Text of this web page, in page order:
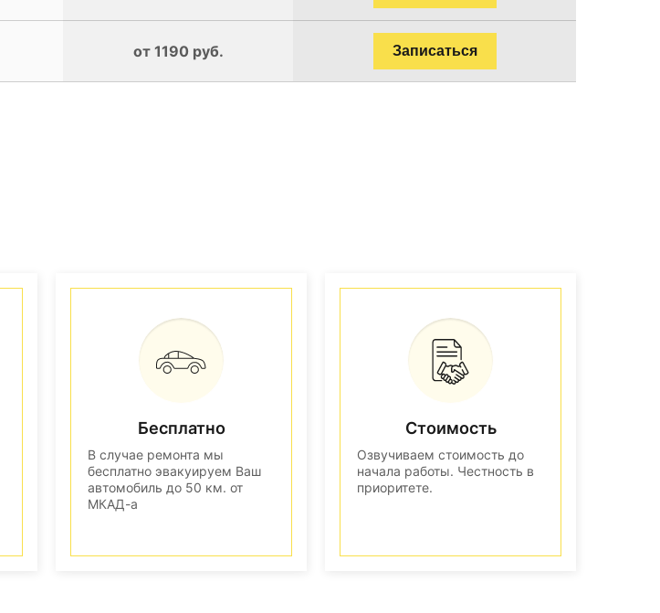
от 1190 руб. Записаться
Бесплатно
В случае ремонта мы
бесплатно эвакуируем Ваш
автомобиль до 50 км. от
МКАД-а
Стоимость
Озвучиваем стоимость до
начала работы. Честность в
приоритете.